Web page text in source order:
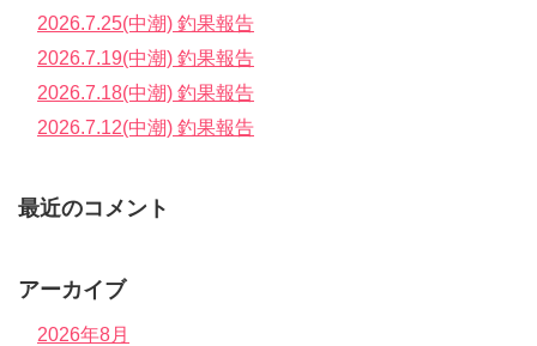
2026.7.25(中潮) 釣果報告
2026.7.19(中潮) 釣果報告
2026.7.18(中潮) 釣果報告
2026.7.12(中潮) 釣果報告
最近のコメント
アーカイブ
2026年8月